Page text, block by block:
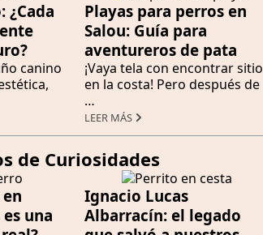
¿Cada
canino
Playas para perros en
Salou: Guía para
aventureros de pata
¡Vaya tela con encontrar sitio
en la costa! Pero después de
…
LEER MÁS
de Curiosidades
una
Ignacio Lucas
Albarracín: el legado